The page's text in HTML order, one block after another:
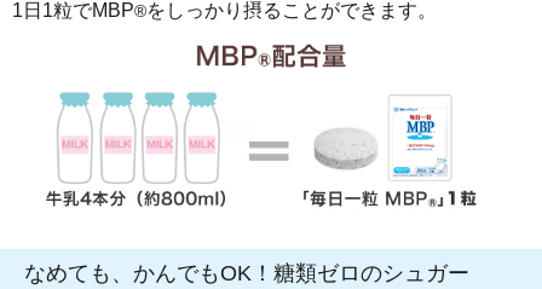
1日1粒でMBP®をしっかり摂ることができます。
なめても、かんでもOK！糖類ゼロのシュガー